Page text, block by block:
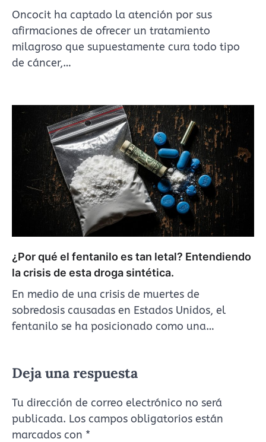
Oncocit ha captado la atención por sus
afirmaciones de ofrecer un tratamiento
milagroso que supuestamente cura todo tipo
de cáncer,…
¿Por qué el fentanilo es tan letal? Entendiendo
la crisis de esta droga sintética.
En medio de una crisis de muertes de
sobredosis causadas en Estados Unidos, el
fentanilo se ha posicionado como una…
Deja una respuesta
Tu dirección de correo electrónico no será
publicada. Los campos obligatorios están
marcados con *